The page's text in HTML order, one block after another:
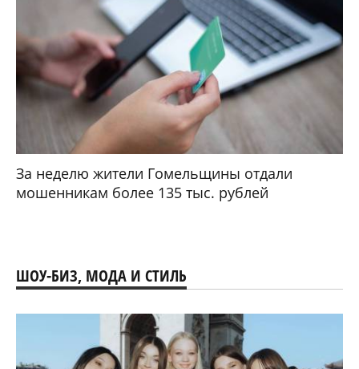
За неделю жители Гомельщины отдали
мошенникам более 135 тыс. рублей
ШОУ-БИЗ, МОДА И СТИЛЬ